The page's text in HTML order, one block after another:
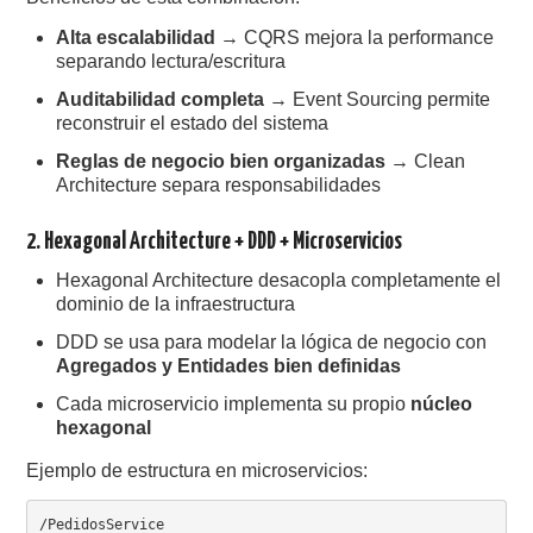
Alta escalabilidad → CQRS mejora la performance
separando lectura/escritura
Auditabilidad completa → Event Sourcing permite
reconstruir el estado del sistema
Reglas de negocio bien organizadas → Clean
Architecture separa responsabilidades
2. Hexagonal Architecture + DDD + Microservicios
Hexagonal Architecture desacopla completamente el
dominio de la infraestructura
DDD se usa para modelar la lógica de negocio con
Agregados y Entidades bien definidas
Cada microservicio implementa su propio núcleo
hexagonal
Ejemplo de estructura en microservicios:
/PedidosService